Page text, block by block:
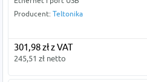
Producent: Teltonika
301,98 zł z VAT
245,51 zł netto